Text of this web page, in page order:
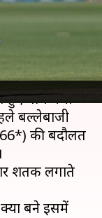
क्रिकेट
हुए पांच मैचों
बल्लेबाजी
की बदौलत
शतक लगाते
बने इसमें